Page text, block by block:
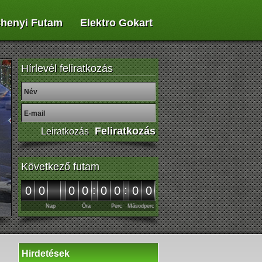
Futam Elektro Gokart
Hírlevél feliratkozás
Következő futam
00
Nap
00
Óra
: 00
Perc
: 00
Másodperc
Hirdetések